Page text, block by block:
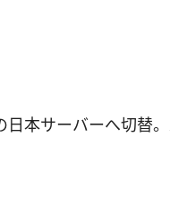
日本サーバーへ切替